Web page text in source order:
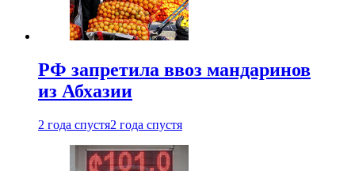
РФ запретила ввоз мандаринов
из Абхазии
2 года спустя2 года спустя